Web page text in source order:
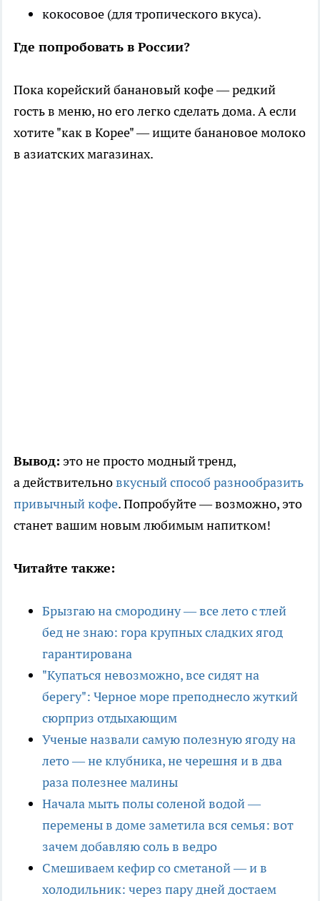
кокосовое (для тропического вкуса).
Где попробовать в России?
Пока корейский банановый кофе — редкий
гость в меню, но его легко сделать дома. А если
хотите "как в Корее" — ищите банановое молоко
в азиатских магазинах.
Вывод: это не просто модный тренд,
а действительновкусный способ разнообразить
привычный кофе. Попробуйте — возможно, это
станет вашим новым любимым напитком!
Читайте также:
Брызгаю на смородину — все лето с тлей
бед не знаю: гора крупных сладких ягод
гарантирована
"Купаться невозможно, все сидят на
берегу": Черное море преподнесло жуткий
сюрприз отдыхающим
Ученые назвали самую полезную ягоду на
лето — не клубника, не черешня и в два
раза полезнее малины
Начала мыть полы соленой водой —
перемены в доме заметила вся семья: вот
зачем добавляю соль в ведро
Смешиваем кефир со сметаной — и в
холодильник: через пару дней достаем